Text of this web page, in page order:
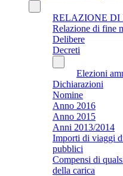
RELAZIONE DI
Relazione di fine
Delibere
Decreti
Elezioni
Dichiarazioni
Nomine
Anno 2016
Anno 2015
Anni 2013/2014
Importi di viaggi
pubblici
Compensi di
della carica